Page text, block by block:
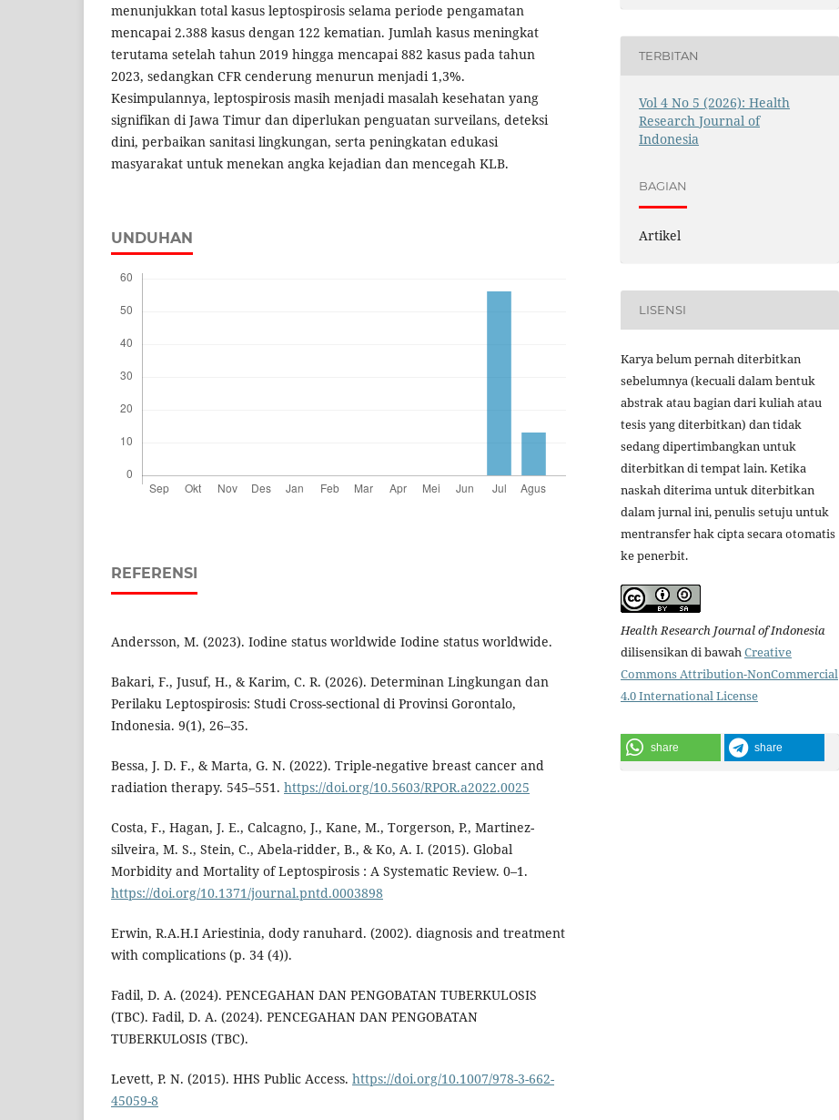
menunjukkan total kasus leptospirosis selama periode pengamatan
mencapai 2.388 kasus dengan 122 kematian. Jumlah kasus meningkat
terutama setelah tahun 2019 hingga mencapai 882 kasus pada tahun
2023, sedangkan CFR cenderung menurun menjadi 1,3%.
Kesimpulannya, leptospirosis masih menjadi masalah kesehatan yang
signifikan di Jawa Timur dan diperlukan penguatan surveilans, deteksi
dini, perbaikan sanitasi lingkungan, serta peningkatan edukasi
masyarakat untuk menekan angka kejadian dan mencegah KLB.
UNDUHAN
REFERENSI
Andersson, M. (2023). Iodine status worldwide Iodine status worldwide.
Bakari, F., Jusuf, H., & Karim, C. R. (2026). Determinan Lingkungan dan
Perilaku Leptospirosis: Studi Cross-sectional di Provinsi Gorontalo,
Indonesia. 9(1), 26–35.
Bessa, J. D. F., & Marta, G. N. (2022). Triple-negative breast cancer and
radiation therapy. 545–551. https://doi.org/10.5603/RPOR.a2022.0025
Costa, F., Hagan, J. E., Calcagno, J., Kane, M., Torgerson, P., Martinez-
silveira, M. S., Stein, C., Abela-ridder, B., & Ko, A. I. (2015). Global
Morbidity and Mortality of Leptospirosis : A Systematic Review. 0–1.
https://doi.org/10.1371/journal.pntd.0003898
Erwin, R.A.H.I Ariestinia, dody ranuhard. (2002). diagnosis and treatment
with complications (p. 34 (4)).
Fadil, D. A. (2024). PENCEGAHAN DAN PENGOBATAN TUBERKULOSIS
(TBC). Fadil, D. A. (2024). PENCEGAHAN DAN PENGOBATAN
TUBERKULOSIS (TBC).
Levett, P. N. (2015). HHS Public Access. https://doi.org/10.1007/978-3-662-
45059-8
TERBITAN
Vol 4 No 5 (2026): Health
Research Journal of
Indonesia
BAGIAN
Artikel
LISENSI
Karya belum pernah diterbitkan
sebelumnya (kecuali dalam bentuk
abstrak atau bagian dari kuliah atau
tesis yang diterbitkan) dan tidak
sedang dipertimbangkan untuk
diterbitkan di tempat lain. Ketika
naskah diterima untuk diterbitkan
dalam jurnal ini, penulis setuju untuk
mentransfer hak cipta secara otomatis
ke penerbit.
Health Research Journal of Indonesia
dilisensikan di bawahCreative
Commons Attribution-NonCommercial
4.0 International License
share share